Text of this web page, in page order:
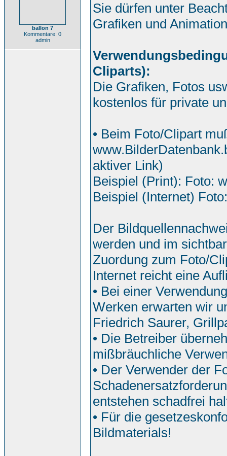
ballon 7
Kommentare: 0
admin
Sie dürfen unter
Grafiken und
Cliparts):
Die Grafiken, Fotos
kostenlos für private
• Beim Foto/Clipart
aktiver Link)
Beispiel (Print): Foto:
Beispiel (Internet)
Der
werden und im
Zuordung zum Foto/
Internet reicht eine
• Bei einer
Werken erwarten wir
Friedrich Saurer,
• Die Betreiber
mißbräuchliche
• Der Verwender der
entstehen schadfrei
• Für die
Bildmaterials!